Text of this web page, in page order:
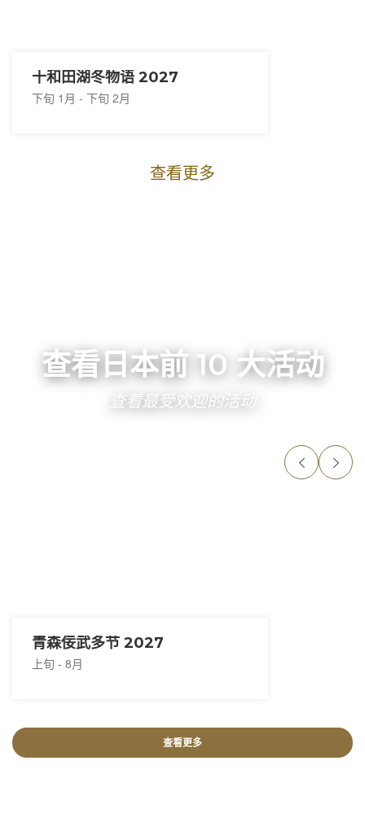
十和田湖冬物语 2027
下旬 1月 - 下旬 2月
查看更多
查看日本前 10 大活动
查看最受欢迎的活动
青森佞武多节 2027
上旬 - 8月
查看更多